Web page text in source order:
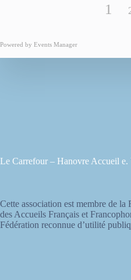
1
Powered by Events Manager
Le Carrefour – Hanovre Accueil e.
Cette association est membre de la
des Accueils Français et
Fédération reconnue d’utilité